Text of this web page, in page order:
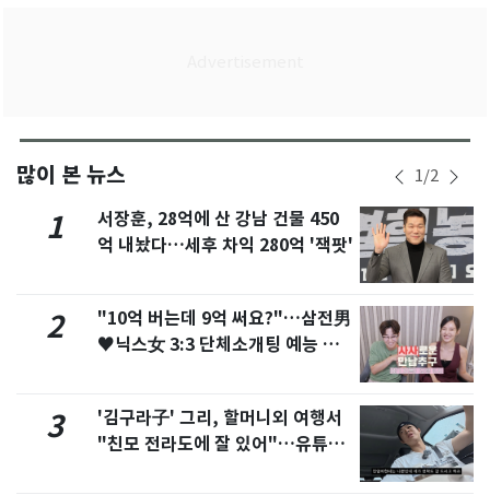
많이 본 뉴스 1/2
1
서장훈, 28억에 산 강남 건물 450
억 내놨다…세후 차익 280억 '잭팟'
2
"10억 버는데 9억 써요?"…삼전男
♥닉스女 3:3 단체소개팅 예능 화
3
'김구라子' 그리, 할머니외 여행서
"친모 전라도에 잘 있어"…유튜브